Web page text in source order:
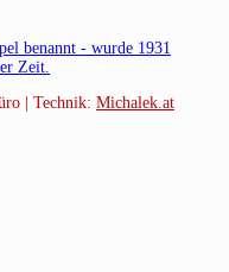
benannt - wurde 1931
Zeit.
| Technik: Michalek.at